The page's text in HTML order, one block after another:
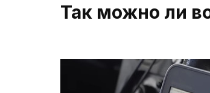
Так можно ли